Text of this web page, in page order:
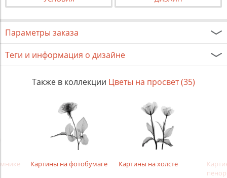
Параметры заказа
Теги и информация о дизайне
Также в коллекции Цветы на просвет (35)
Картины на фотобумаге Картины на холсте